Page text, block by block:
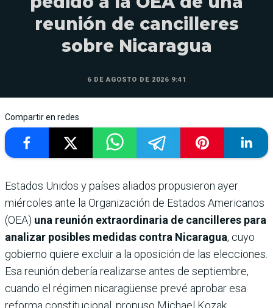
reunión de cancilleres
sobre Nicaragua
6 DE AGOSTO DE 2026 9:41
Compartir en redes
Estados Unidos y países aliados propusieron ayer
miércoles ante la Organización de Estados Americanos
(OEA) una reunión extraordinaria de cancilleres para
analizar posibles medidas contra Nicaragua, cuyo
gobierno quiere excluir a la oposición de las elecciones.
Esa reunión debería realizarse antes de septiembre,
cuando el régimen nicaragüense prevé aprobar esa
reforma constitucional, propuso Michael Kozak,